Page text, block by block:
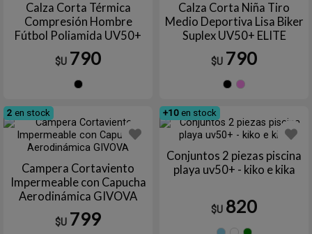
Calza Corta Térmica
Compresión Hombre
Fútbol Poliamida UV50+
ELITE
$U 790
Calza Corta Niña Tiro
Medio Deportiva Lisa Biker
Suplex UV50+ ELITE
$U 790
2 en stock
Campera Cortaviento
Impermeable con Capucha
Aerodinámica GIVOVA
$U 799
+10 en stock
Conjuntos 2 piezas piscina
playa uv50+ - kiko e kika
$U 820